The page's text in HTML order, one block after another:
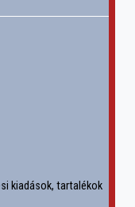
kiadások, tartalékok